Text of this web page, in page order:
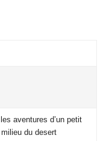
aventures d’un petit
du desert